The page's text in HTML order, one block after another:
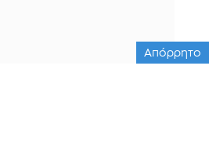
Απόρρητο